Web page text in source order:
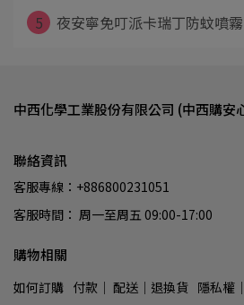
5
夜安寧免叮派卡瑞丁防蚊噴
中西化學工業股份有限公司 (中西購
聯絡資訊
客服專線：+886800231051
客服時間： 周一至周五 09:00-17:00
購物相關
如何訂購 付款│ 配送│退換貨 隱私權